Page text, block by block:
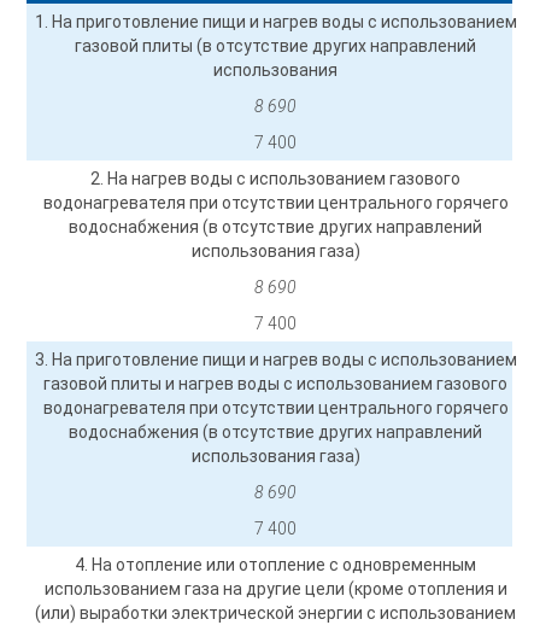
1. На приготовление пищи и нагрев воды с использованием
газовой плиты (в отсутствие других направлений
использования
8 690
7 400
2. На нагрев воды с использованием газового
водонагревателя при отсутствии центрального горячего
водоснабжения (в отсутствие других направлений
использования газа)
8 690
7 400
3. На приготовление пищи и нагрев воды с использованием
газовой плиты и нагрев воды с использованием газового
водонагревателя при отсутствии центрального горячего
водоснабжения (в отсутствие других направлений
использования газа)
8 690
7 400
4. На отопление или отопление с одновременным
использованием газа на другие цели (кроме отопления и
(или) выработки электрической энергии с использованием